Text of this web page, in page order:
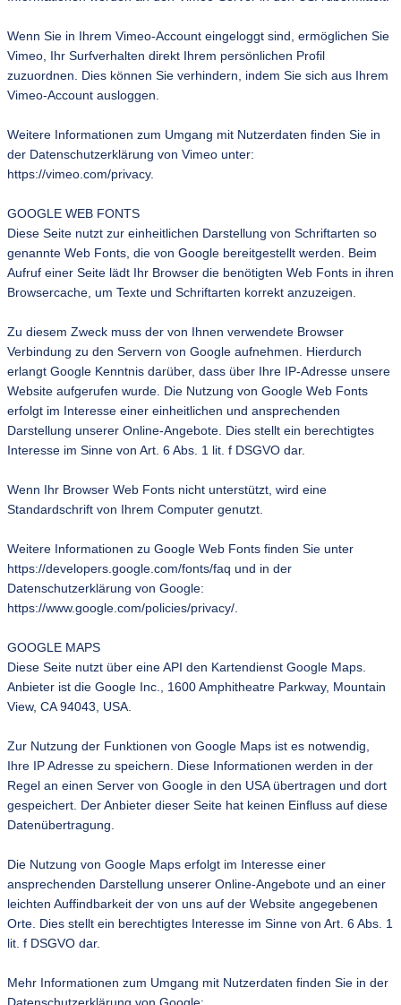
Wenn Sie in Ihrem Vimeo-Account eingeloggt sind, ermöglichen Sie
Vimeo, Ihr Surfverhalten direkt Ihrem persönlichen Profil
zuzuordnen. Dies können Sie verhindern, indem Sie sich aus Ihrem
Vimeo-Account ausloggen.
Weitere Informationen zum Umgang mit Nutzerdaten finden Sie in
der Datenschutzerklärung von Vimeo unter:
https://vimeo.com/privacy.
GOOGLE WEB FONTS
Diese Seite nutzt zur einheitlichen Darstellung von Schriftarten so
genannte Web Fonts, die von Google bereitgestellt werden. Beim
Aufruf einer Seite lädt Ihr Browser die benötigten Web Fonts in ihren
Browsercache, um Texte und Schriftarten korrekt anzuzeigen.
Zu diesem Zweck muss der von Ihnen verwendete Browser
Verbindung zu den Servern von Google aufnehmen. Hierdurch
erlangt Google Kenntnis darüber, dass über Ihre IP-Adresse unsere
Website aufgerufen wurde. Die Nutzung von Google Web Fonts
erfolgt im Interesse einer einheitlichen und ansprechenden
Darstellung unserer Online-Angebote. Dies stellt ein berechtigtes
Interesse im Sinne von Art. 6 Abs. 1 lit. f DSGVO dar.
Wenn Ihr Browser Web Fonts nicht unterstützt, wird eine
Standardschrift von Ihrem Computer genutzt.
Weitere Informationen zu Google Web Fonts finden Sie unter
https://developers.google.com/fonts/faq und in der
Datenschutzerklärung von Google:
https://www.google.com/policies/privacy/.
GOOGLE MAPS
Diese Seite nutzt über eine API den Kartendienst Google Maps.
Anbieter ist die Google Inc., 1600 Amphitheatre Parkway, Mountain
View, CA 94043, USA.
Zur Nutzung der Funktionen von Google Maps ist es notwendig,
Ihre IP Adresse zu speichern. Diese Informationen werden in der
Regel an einen Server von Google in den USA übertragen und dort
gespeichert. Der Anbieter dieser Seite hat keinen Einfluss auf diese
Datenübertragung.
Die Nutzung von Google Maps erfolgt im Interesse einer
ansprechenden Darstellung unserer Online-Angebote und an einer
leichten Auffindbarkeit der von uns auf der Website angegebenen
Orte. Dies stellt ein berechtigtes Interesse im Sinne von Art. 6 Abs. 1
lit. f DSGVO dar.
Mehr Informationen zum Umgang mit Nutzerdaten finden Sie in der